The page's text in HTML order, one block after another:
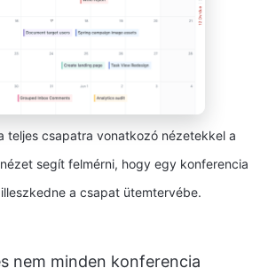
teljes csapatra vonatkozó nézetekkel a
segít felmérni, hogy egy konferencia
a csapat ütemtervébe.
nem minden konferencia